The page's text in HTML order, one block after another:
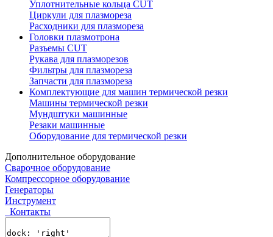
Уплотнительные кольца CUT
Циркули для плазмореза
Расходники для плазмореза
Головки плазмотрона
Разъемы CUT
Рукава для плазморезов
Фильтры для плазмореза
Запчасти для плазмореза
Комплектующие для машин термической резки
Машины термической резки
Мундштуки машинные
Резаки машинные
Оборудование для термической резки
Дополнительное оборудование
Сварочное оборудование
Компрессорное оборудование
Генераторы
Инструмент
Контакты